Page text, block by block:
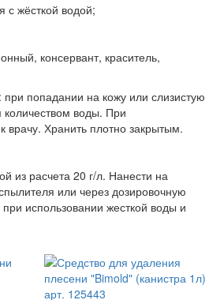
с жёсткой водой;
консервант, краситель,
: при попадании на кожу или слизистую
воды. При
врачу. Хранить плотно закрытым.
из расчета 20 г/л. Нанести на
или через дозировочную
использовании жесткой воды и